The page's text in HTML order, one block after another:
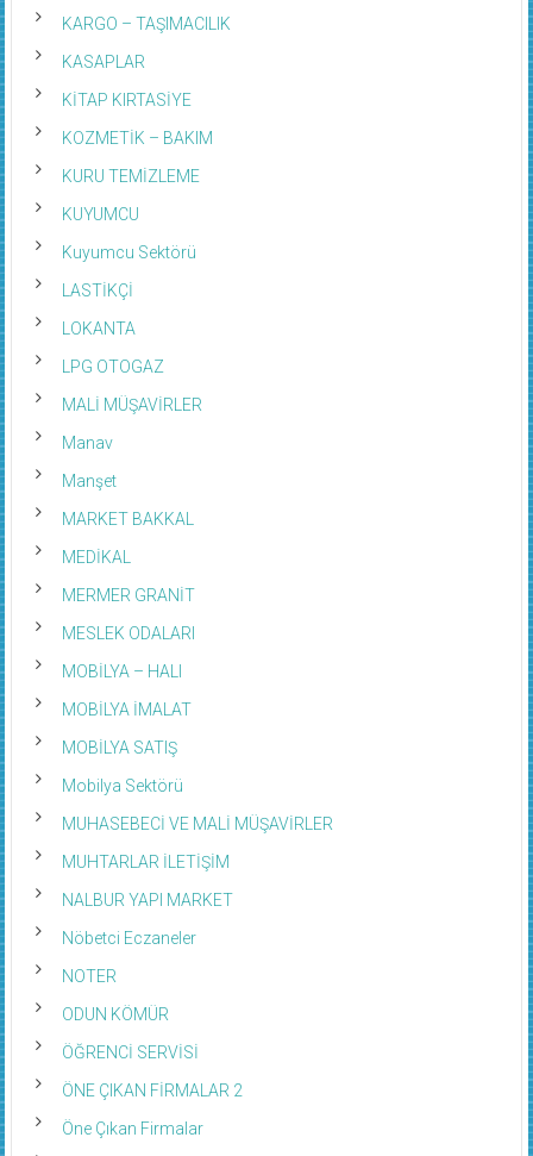
KARGO – TAŞIMACILIK
KASAPLAR
KİTAP KIRTASİYE
KOZMETİK – BAKIM
KURU TEMİZLEME
KUYUMCU
Kuyumcu Sektörü
LASTİKÇİ
LOKANTA
LPG OTOGAZ
MALİ MÜŞAVİRLER
Manav
Manşet
MARKET BAKKAL
MEDİKAL
MERMER GRANİT
MESLEK ODALARI
MOBİLYA – HALI
MOBİLYA İMALAT
MOBİLYA SATIŞ
Mobilya Sektörü
MUHASEBECİ VE MALİ MÜŞAVİRLER
MUHTARLAR İLETİŞİM
NALBUR YAPI MARKET
Nöbetci Eczaneler
NOTER
ODUN KÖMÜR
ÖĞRENCİ SERVİSİ
ÖNE ÇIKAN FİRMALAR 2
Öne Çıkan Firmalar